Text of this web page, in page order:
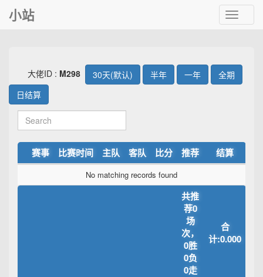
Toggle
小站
大佬ID : M298 30天(默认) 半年 一年
全期
日结算
赛事 比赛时间 主队 客队 比分 推荐 结算
No matching records found
共推
荐0
场
次，
0胜
0负
0走
合
计:0.000